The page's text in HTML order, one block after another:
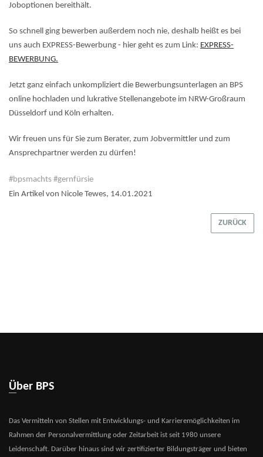
Joboptionen bereithält.
So schnell ging bewerben außerdem noch nie, deshalb heißt es bei
uns auch EXPRESS-Bewerbung - hier geht es zum Link: EXPRESS-
BEWERBUNG.
Jetzt ganz einfach unkompliziert die Bewerbungsunterlagen an BPS
online hochladen und lukrative Stellenangebote im NRW-Großraum
Düsseldorf und Köln erhalten.
Wir freuen uns für Sie zum Berater, zum Jobvermittler und zum
Ansprechpartner werden zu dürfen!
#bpsmachts #gernfürsie
Ein Artikel von Nicole Tewes, 14.01.2021
ZURÜCK
Über BPS
Das Vermitteln von Stellen mit Entwicklungs- und Karrieremöglichkeiten im
Rahmen der Personalvermittlung oder Zeitarbeit ist seit 1980 unsere
Leidenschaft. Darüber hinaus sind wir zertifizierter Bildungsträger und bieten